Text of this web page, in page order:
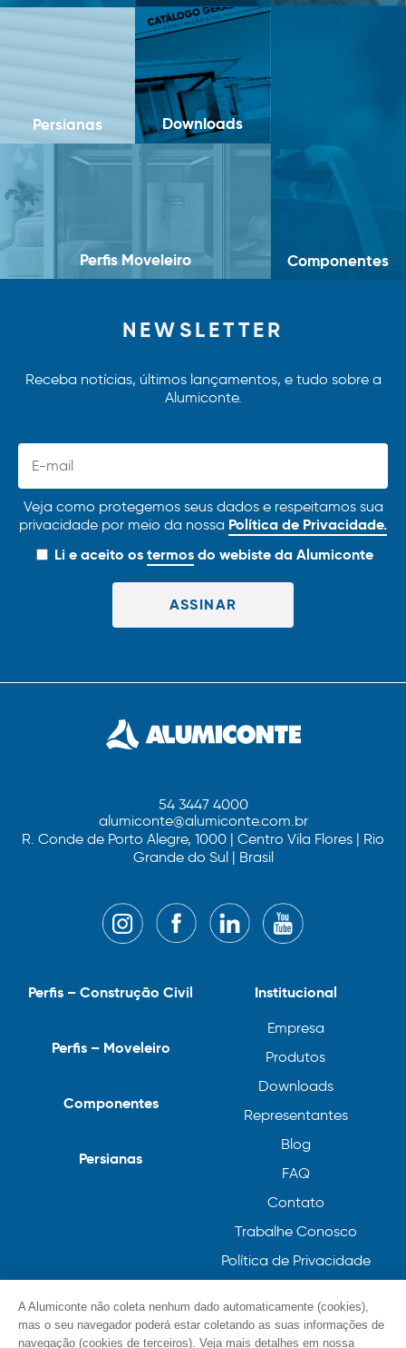
Componentes
Persianas Downloads
Perfis Moveleiro
NEWSLETTER
Receba notícias, últimos lançamentos, e tudo sobre a
Alumiconte.
Veja como protegemos seus dados e respeitamos sua
privacidade por meio da nossa Política de Privacidade.
Li e aceito ostermosdo webiste da Alumiconte
54 3447 4000
alumiconte@alumiconte.com.br
R. Conde de Porto Alegre, 1000 | Centro Vila Flores | Rio
Grande do Sul | Brasil
Institucional
Empresa
Produtos
Downloads
Representantes
Blog
FAQ
Contato
Trabalhe Conosco
Política de Privacidade
Perfis – Construção Civil
Perfis – Moveleiro
Componentes
Persianas
A Alumiconte não coleta nenhum dado automaticamente (cookies),
mas o seu navegador poderá estar coletando as suas informações de
navegação (cookies de terceiros). Veja mais detalhes em nossa